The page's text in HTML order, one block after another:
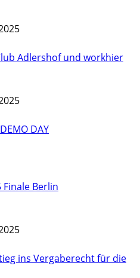
Adlershof und workhier
DAY
Berlin
ins Vergaberecht für die